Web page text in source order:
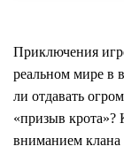
Приключения
реальном мире в
ли отдавать
«призыв крота»?
вниманием клана